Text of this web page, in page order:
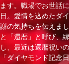
ます。職場でお世話
日。愛情を込めたダ
謝の気持ちを伝えま
と「還暦」と呼び、
し、最近は還暦祝い
「ダイヤモンド記念